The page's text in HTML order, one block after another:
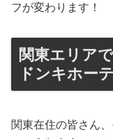
フが変わります！
関東エリア
ドンキホー
関東在住の皆さん、